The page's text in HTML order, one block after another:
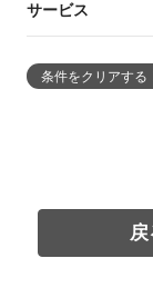
サービス
条件をクリアする